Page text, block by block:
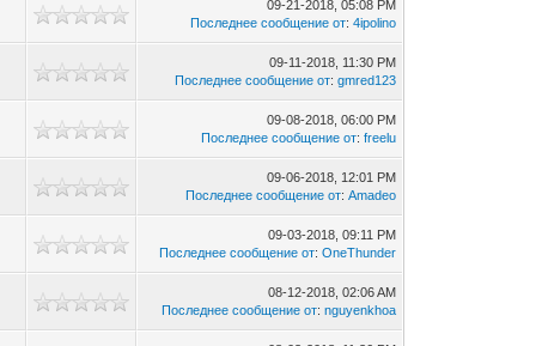
09-21-2018, 05:08 PM
Последнее сообщение от:4ipolino
09-11-2018, 11:30 PM
Последнее сообщение от:gmred123
09-08-2018, 06:00 PM
Последнее сообщение от:freelu
09-06-2018, 12:01 PM
Последнее сообщение от:Amadeo
09-03-2018, 09:11 PM
Последнее сообщение от:OneThunder
08-12-2018, 02:06 AM
Последнее сообщение от:nguyenkhoa